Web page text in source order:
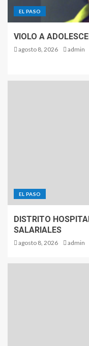
EL PASO
VIOLO A
agosto 8, 2026 admin
EL PASO
DISTRITO
SALARIALES
agosto 8, 2026 admin